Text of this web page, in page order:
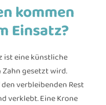
kommen
Einsatz?
ist eine künstliche
gesetzt wird.
verbleibenden Rest
verklebt. Eine Krone